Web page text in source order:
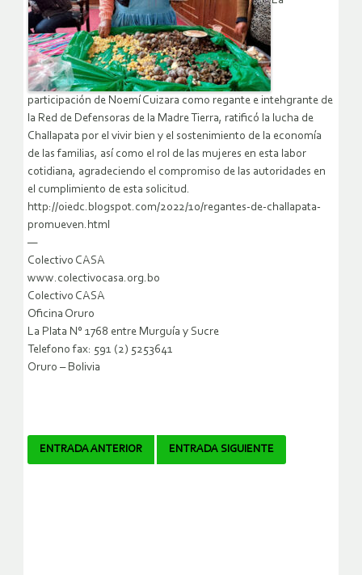
participación de Noemí Cuizara como regante e intehgrante de
la Red de Defensoras de la Madre Tierra, ratificó la lucha de
Challapata por el vivir bien y el sostenimiento de la economía
de las familias, así como el rol de las mujeres en esta labor
cotidiana, agradeciendo el compromiso de las autoridades en
el cumplimiento de esta solicitud.
http://oiedc.blogspot.com/2022/10/regantes-de-challapata-
promueven.html
—
Colectivo CASA
www.colectivocasa.org.bo
Colectivo CASA
Oficina Oruro
La Plata N° 1768 entre Murguía y Sucre
Telefono fax: 591 (2) 5253641
Oruro – Bolivia
Navegador
ENTRADA ANTERIOR ENTRADA SIGUIENTE